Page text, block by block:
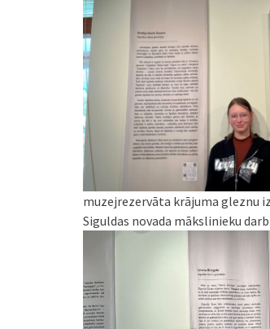
muzejrezervāta krājuma gleznu
Siguldas novada mākslinieku